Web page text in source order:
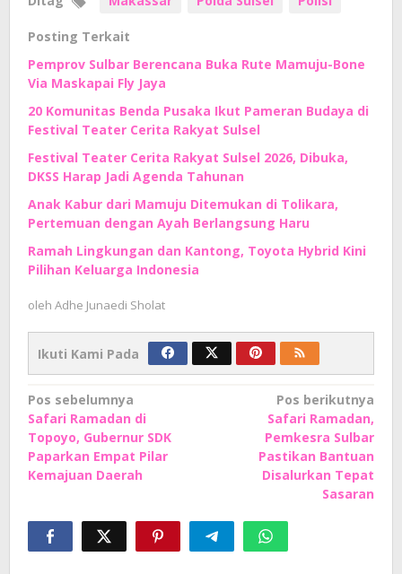
Posting Terkait
Pemprov Sulbar Berencana Buka Rute Mamuju-Bone
Via Maskapai Fly Jaya
20 Komunitas Benda Pusaka Ikut Pameran Budaya di
Festival Teater Cerita Rakyat Sulsel
Festival Teater Cerita Rakyat Sulsel 2026, Dibuka,
DKSS Harap Jadi Agenda Tahunan
Anak Kabur dari Mamuju Ditemukan di Tolikara,
Pertemuan dengan Ayah Berlangsung Haru
Ramah Lingkungan dan Kantong, Toyota Hybrid Kini
Pilihan Keluarga Indonesia
oleh Adhe Junaedi Sholat
Ikuti Kami Pada
Navigasi
pos
Pos sebelumnya
Safari Ramadan di
Topoyo, Gubernur SDK
Paparkan Empat Pilar
Kemajuan Daerah
Pos berikutnya
Safari Ramadan,
Pemkesra Sulbar
Pastikan Bantuan
Disalurkan Tepat
Sasaran